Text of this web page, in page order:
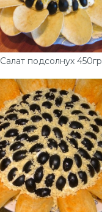
Салат подсолнух 450гр